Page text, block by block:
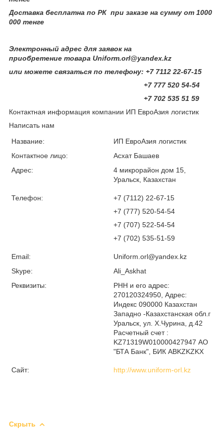
Доставка бесплатна по РК при заказе на сумму от 1000
000 тенге
Электронный адрес для заявок на
приобретение товара Uniform.orl@yandex.kz
или можете связаться по телефону: +7 7112 22-67-15
+7 777 520 54-54
+7 702 535 51 59
Контактная информация компании ИП ЕвроАзия логистик
Написать нам
Название:
ИП ЕвроАзия логистик
Контактное лицо:
Асхат Башаев
Адрес:
4 микрорайон дом 15,
Уральск, Казахстан
Телефон:
+7 (7112) 22-67-15
+7 (777) 520-54-54
+7 (707) 522-54-54
+7 (702) 535-51-59
Email:
Uniform.orl@yandex.kz
Skype:
Ali_Askhat
Реквизиты:
РНН и его адрес:
270120324950, Адрес:
Индекс 090000 Казахстан
Западно -Казахстанская обл.г
Уральск, ул. Х.Чурина, д.42
Расчетный счет :
KZ71319W010000427947 АО
"БТА Банк", БИК ABKZKZKX
Сайт: http://www.uniform-orl.kz
Скрыть